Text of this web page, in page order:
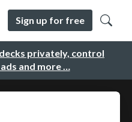
privately, control
and more …
Sign up for free